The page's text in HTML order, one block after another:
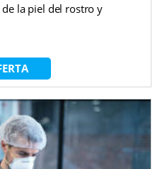
la piel del rostro y